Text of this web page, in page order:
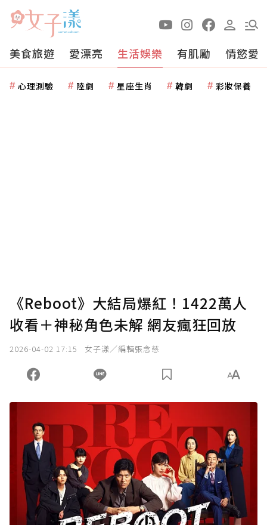
美食旅遊 愛漂亮 生活娛樂 有肌勵 情慾愛
心理測驗 陸劇 星座生肖 韓劇 彩妝保養
《Reboot》大結局爆紅！1422萬人
收看＋神秘角色未解 網友瘋狂回放
2026-04-02 17:15 女子漾／編輯張念慈